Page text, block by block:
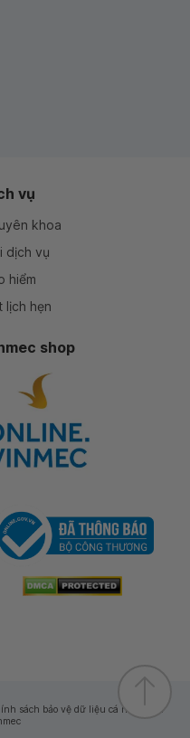
vụ
khoa
dịch vụ
hiểm
lịch hẹn
shop
sách bảo vệ dữ liệu cá nhân của